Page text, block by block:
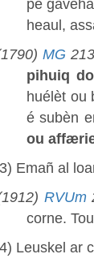
pe
heaul,
MG
pihuiq
huélèt ou
é subèn
ou
Emañ al
RVUm
corne.
Leuskel ar